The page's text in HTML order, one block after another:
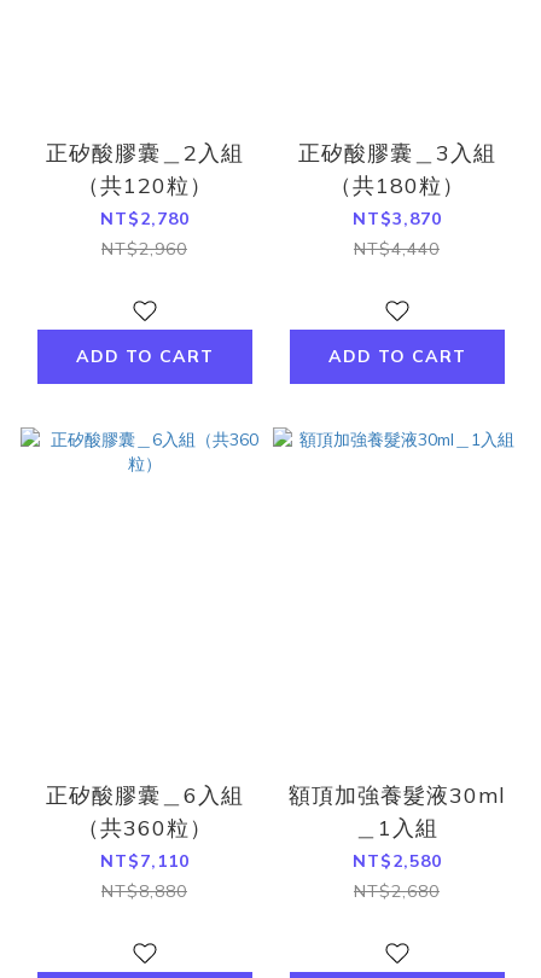
正矽酸膠囊＿2入組
（共120粒）
NT$2,780
NT$2,960
ADD TO CART
正矽酸膠囊＿3入組
（共180粒）
NT$3,870
NT$4,440
ADD TO CART
正矽酸膠囊＿6入組
（共360粒）
NT$7,110
NT$8,880
額頂加強養髮液30ml
＿1入組
NT$2,580
NT$2,680